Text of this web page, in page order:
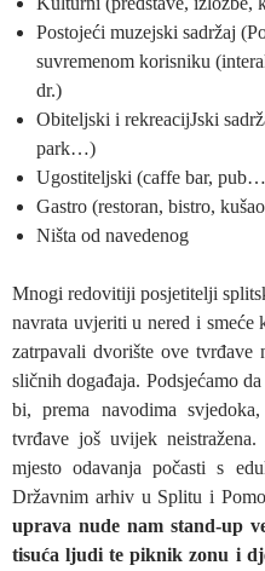
Postojeći muzejski sadržaj
suvremenom korisniku
dr.)
Obiteljski i rekreacijJski
park…)
Ugostiteljski (caffe bar,
Gastro (restoran, bistro,
Ništa od navedenog
Mnogi redovitiji posjetitelji
navrata uvjeriti u nered i
zatrpavali dvorište ove tvrđave
sličnih događaja. Podsjećamo
bi, prema navodima
tvrđave još uvijek
mjesto odavanja počasti s
Državnim arhiv u Splitu i
uprava nude nam stand-up
tisuća ljudi te piknik zonu i